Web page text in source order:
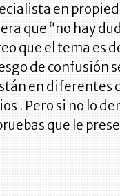
en
que “no hay
que el tema es
de confusión
en diferentes
. Pero si no lo
que le